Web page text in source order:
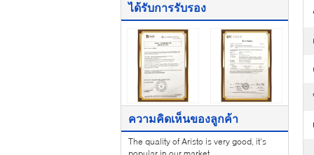
ได้รับการรับรอง
ความคิดเห็นของลูกค้า
The quality of Aristo is very good, it's